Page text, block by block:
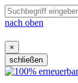
nach oben
×
schließen
Zum